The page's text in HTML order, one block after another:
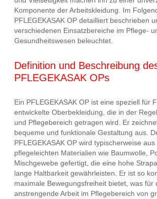
Komponente der Arbeitskleidung. Im
PFLEGEKASAK OP detailliert beschrieben
verschiedenen Einsatzbereiche im Pflege-
Gesundheitswesen beleuchtet.
Definition und Beschreibung
PFLEGEKASAK OPs
Ein PFLEGEKASAK OP ist eine speziell für
entwickelte Oberbekleidung, die in der
und Pflegebereich getragen wird. Er
bequeme und funktionale Gestaltung aus.
PFLEGEKASAK OP wird typischerweise
pflegeleichten Materialien wie Baumwolle,
Mischgewebe gefertigt, die eine hohe
lange Haltbarkeit gewährleisten. Er ist so
maximale Bewegungsfreiheit bietet, was für
anstrengende Arbeit im Pflegebereich von